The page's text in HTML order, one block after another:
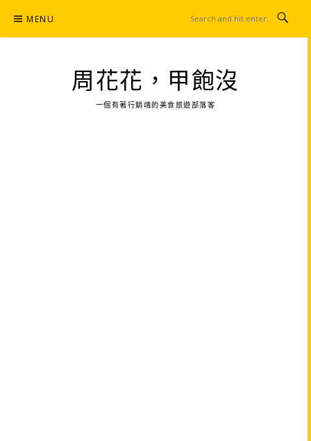
content
MENU
周花花，甲飽沒
一個有著行銷魂的美食旅遊部落客